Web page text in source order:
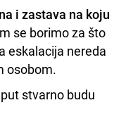
i zastava na koju
se borimo za što
eskalacija nereda
osobom.
stvarno budu